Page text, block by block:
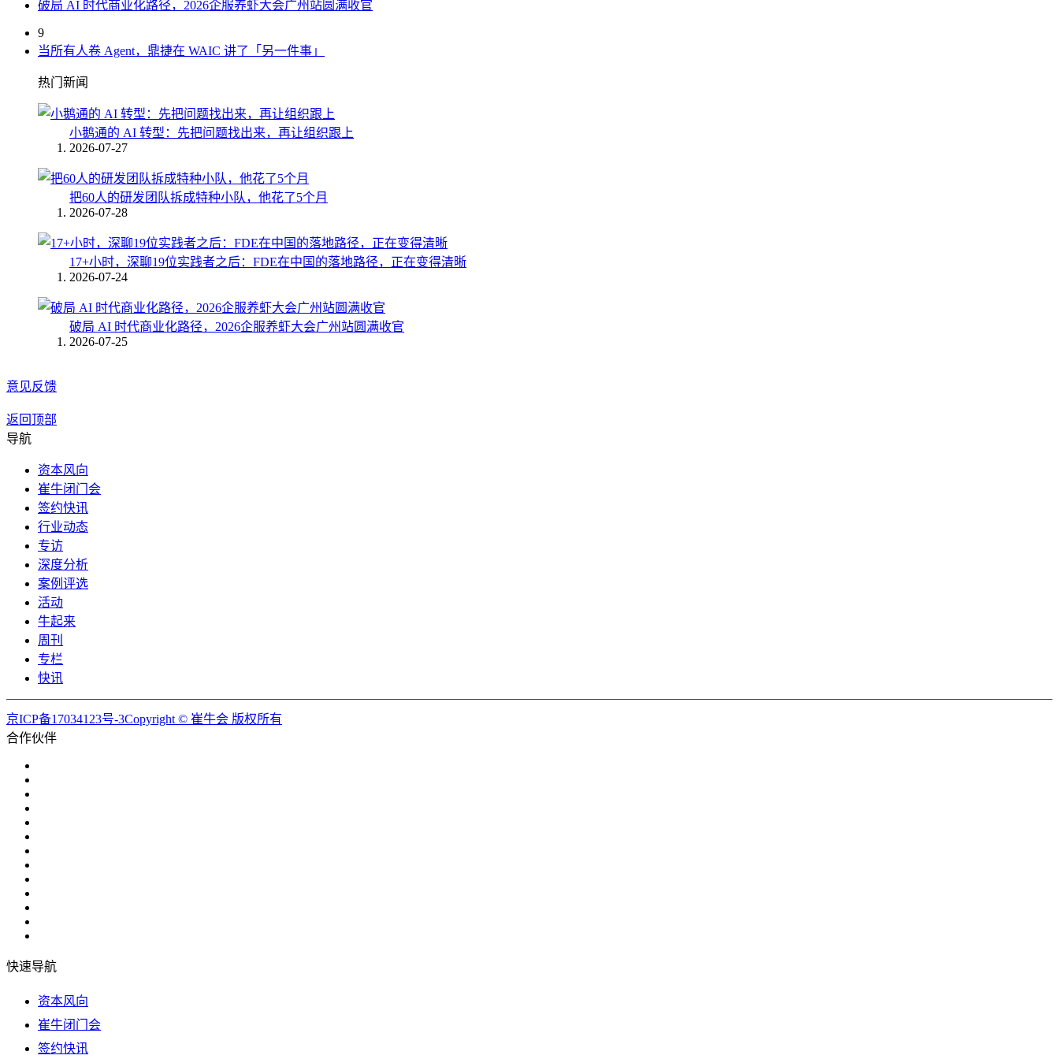
破局 AI 时代商业化路径，2026企服养虾大会广州站圆满收官
9
当所有人卷 Agent，鼎捷在 WAIC 讲了「另一件事」
热门新闻
小鹅通的 AI 转型：先把问题找出来，再让组织跟上
2026-07-27
把60人的研发团队拆成特种小队，他花了5个月
2026-07-28
17+小时，深聊19位实践者之后：FDE在中国的落地路径，正在变得清晰
2026-07-24
破局 AI 时代商业化路径，2026企服养虾大会广州站圆满收官
2026-07-25
意见反馈
返回顶部
导航
资本风向
崔牛闭门会
签约快讯
行业动态
专访
深度分析
案例评选
活动
牛起来
周刊
专栏
快讯
京ICP备17034123号-3Copyright © 崔牛会 版权所有
合作伙伴
快速导航
资本风向
崔牛闭门会
签约快讯